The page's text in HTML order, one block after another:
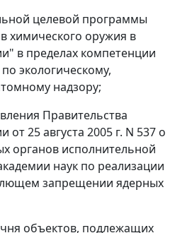
целевой программы
химического оружия в
в пределах компетенции
экологическому,
надзору;
Правительства
25 августа 2005 г. N 537 о
органов исполнительной
наук по реализации
запрещении ядерных
объектов, подлежащих